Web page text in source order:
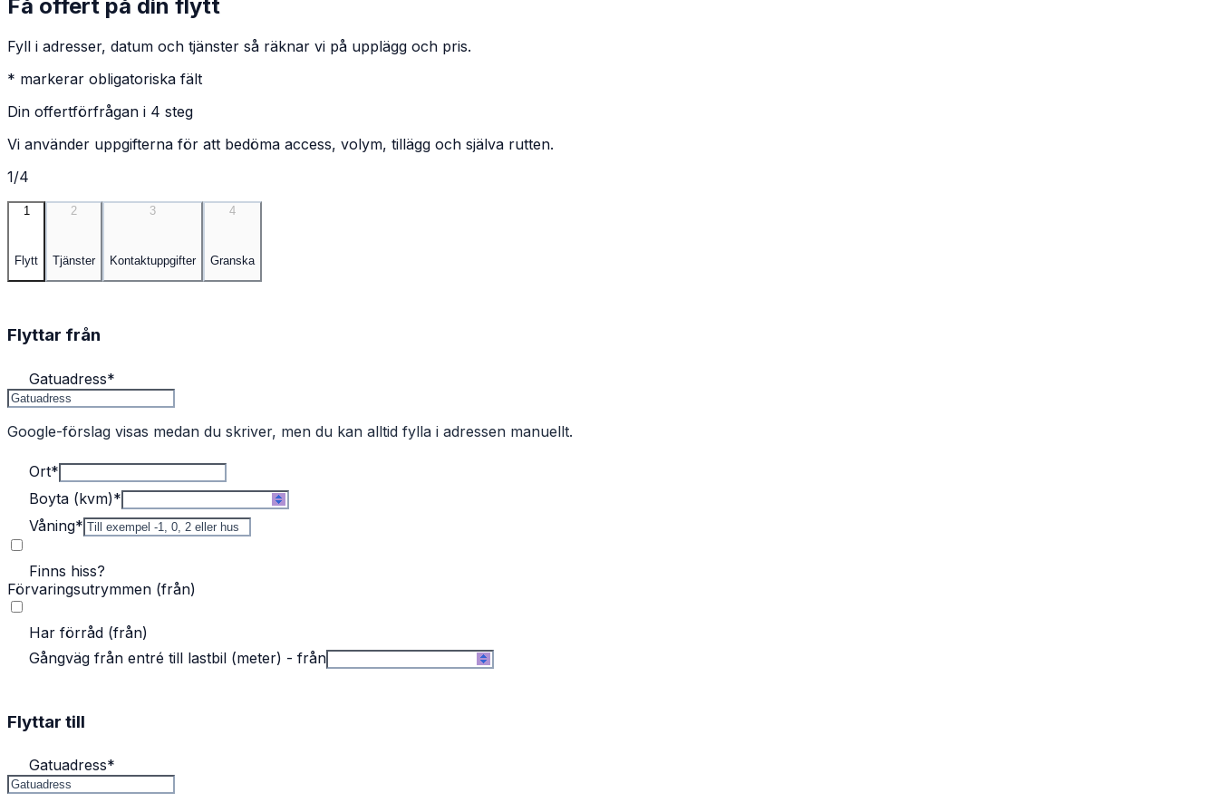
Få offert på din flytt
Fyll i adresser, datum och tjänster så räknar vi på upplägg och pris.
* markerar obligatoriska fält
Din offertförfrågan i 4 steg
Vi använder uppgifterna för att bedöma access, volym, tillägg och själva rutten.
1/4
1
Flytt
2
Tjänster
3
Kontaktuppgifter
4
Granska
Flyttar från
Gatuadress*
Google-förslag visas medan du skriver, men du kan alltid fylla i adressen manuellt.
Ort*
Boyta (kvm)*
Våning*
Finns hiss?
Förvaringsutrymmen (från)
Har förråd (från)
Gångväg från entré till lastbil (meter) - från
Flyttar till
Gatuadress*